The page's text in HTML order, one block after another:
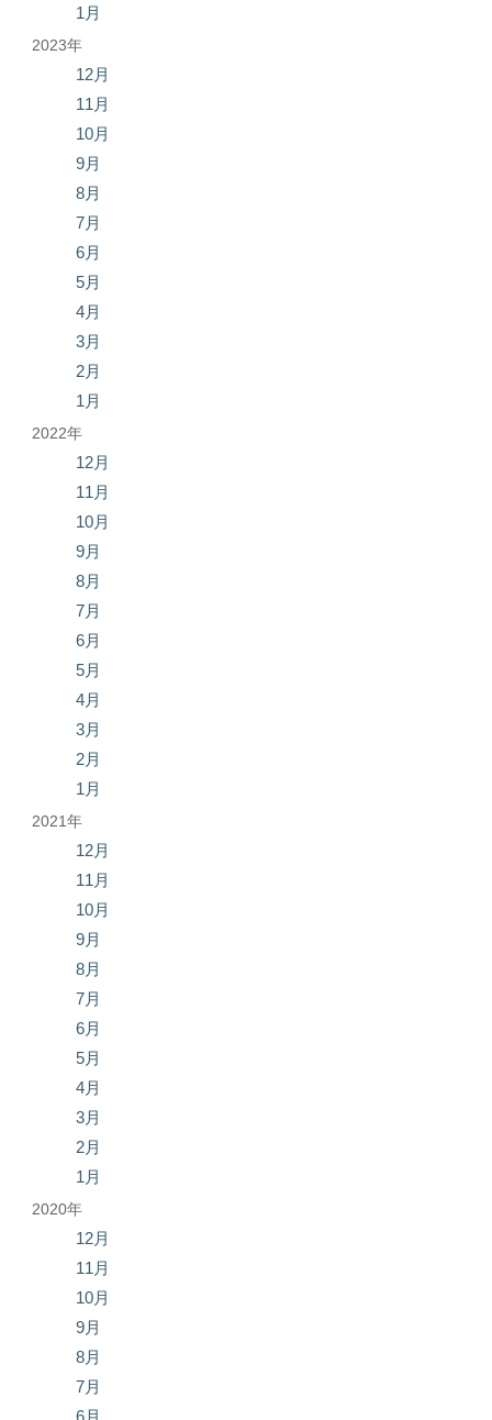
1月
2023年
12月
11月
10月
9月
8月
7月
6月
5月
4月
3月
2月
1月
2022年
12月
11月
10月
9月
8月
7月
6月
5月
4月
3月
2月
1月
2021年
12月
11月
10月
9月
8月
7月
6月
5月
4月
3月
2月
1月
2020年
12月
11月
10月
9月
8月
7月
6月